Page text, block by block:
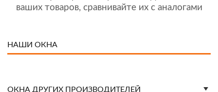
ваших товаров, сравнивайте их с аналогами
НАШИ ОКНА
ОКНА ДРУГИХ ПРОИЗВОДИТЕЛЕЙ